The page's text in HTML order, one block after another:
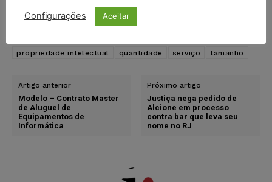
design Direito
local material modelo de contrato
propriedade intelectual
quantidade serviço tamanho
Artigo anterior
Modelo – Contrato Master
de Aluguel de
Equipamentos de
Informática
Próximo artigo
Justiça nega pedido de
Alcione em processo
contra bar que leva seu
nome no RJ
Configurações Aceitar